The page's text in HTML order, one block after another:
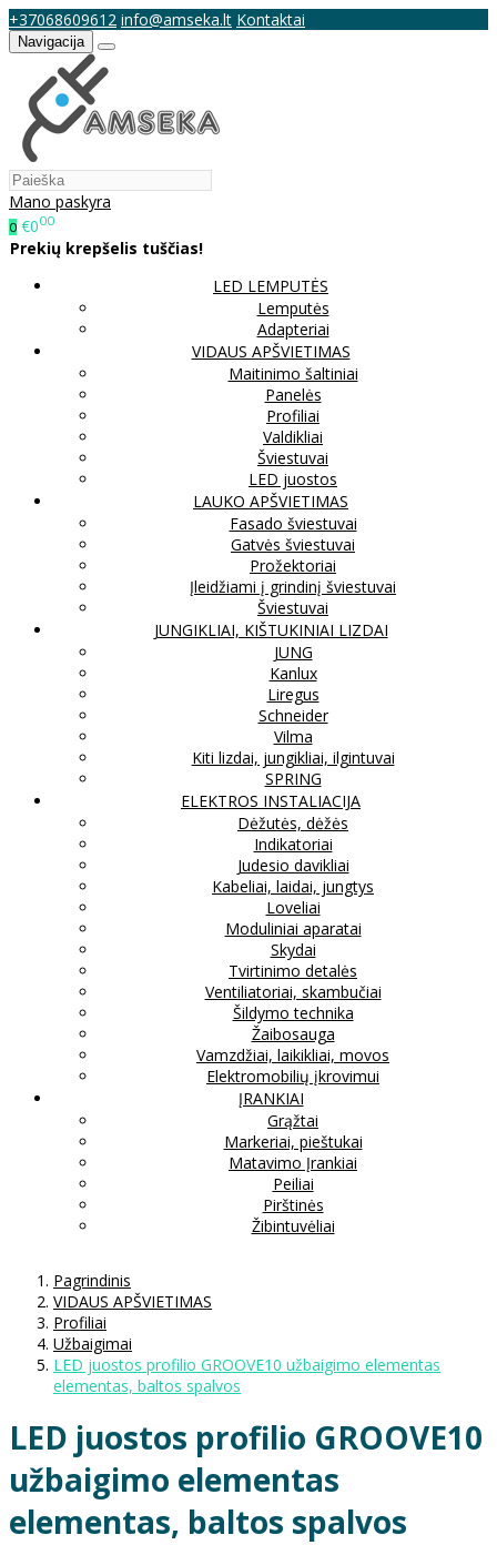
+37068609612 info@amseka.lt Kontaktai
Navigacija
Mano paskyra
0 €000
Prekių krepšelis tuščias!
LED LEMPUTĖS
Lemputės
Adapteriai
VIDAUS APŠVIETIMAS
Maitinimo šaltiniai
Panelės
Profiliai
Valdikliai
Šviestuvai
LED juostos
LAUKO APŠVIETIMAS
Fasado šviestuvai
Gatvės šviestuvai
Prožektoriai
Įleidžiami į grindinį šviestuvai
Šviestuvai
JUNGIKLIAI, KIŠTUKINIAI LIZDAI
JUNG
Kanlux
Liregus
Schneider
Vilma
Kiti lizdai, jungikliai, ilgintuvai
SPRING
ELEKTROS INSTALIACIJA
Dėžutės, dėžės
Indikatoriai
Judesio davikliai
Kabeliai, laidai, jungtys
Loveliai
Moduliniai aparatai
Skydai
Tvirtinimo detalės
Ventiliatoriai, skambučiai
Šildymo technika
Žaibosauga
Vamzdžiai, laikikliai, movos
Elektromobilių įkrovimui
ĮRANKIAI
Grąžtai
Markeriai, pieštukai
Matavimo Įrankiai
Peiliai
Pirštinės
Žibintuvėliai
Pagrindinis
VIDAUS APŠVIETIMAS
Profiliai
Užbaigimai
LED juostos profilio GROOVE10 užbaigimo elementas
elementas, baltos spalvos
LED juostos profilio GROOVE10
užbaigimo elementas
elementas, baltos spalvos